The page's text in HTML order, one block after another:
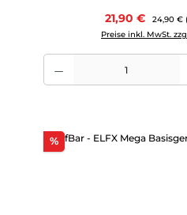
Verkaufspreis:
21,90 € 24,90 €
Preise inkl. MwSt.
Produkt Anzahl: Gib den
%Rabatt